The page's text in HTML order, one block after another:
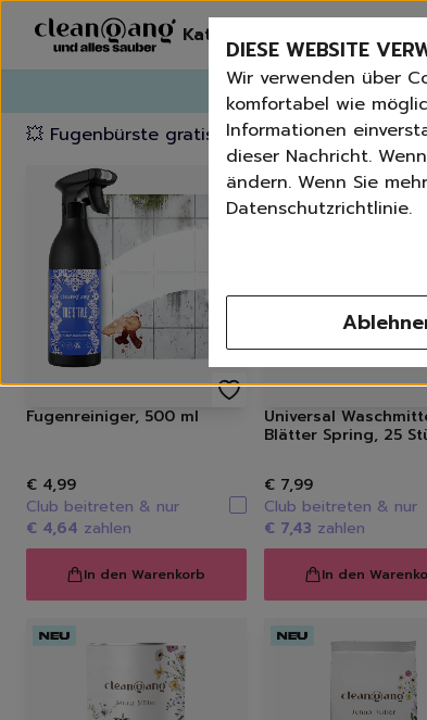
Kategorien
💥 Fugenbürste gratis ab 60 € Bestellwert⭐️
Fugenreiniger, 500 ml
€ 4,99
Club beitreten & nur
€ 4,64 zahlen
In den Warenkorb
Universal
Blätter Spring, 25
€ 7,99
Club beitreten & nur
€ 7,43 zahlen
In den
DIESE WEBSITE
Wir verwenden über
komfortabel wie
Informationen
dieser Nachricht.
ändern. Wenn Sie
Datenschutzrichtlinie.